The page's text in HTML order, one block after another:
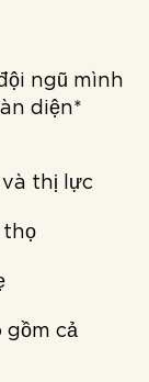
ngũ mình
diện*
và thị lực
thọ
gồm cả